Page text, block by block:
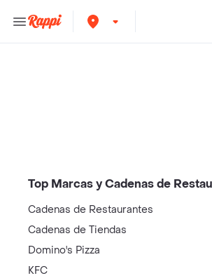
Top Marcas y Cadenas de
Cadenas de Restaurantes
Cadenas de Tiendas
Domino's Pizza
KFC